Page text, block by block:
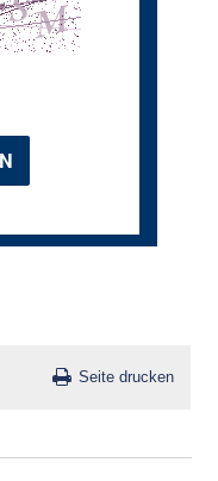
Seite drucken